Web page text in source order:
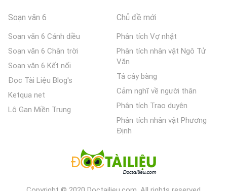
Soạn văn 6
Soạn văn 6 Cánh diều
Soạn văn 6 Chân trời
Soạn văn 6 Kết nối
Đọc Tài Liệu Blog's
Ketqua net
Lô Gan Miền Trung
Chủ đề mới
Phân tích Vợ nhặt
Phân tích nhân vật Ngô Tử
Văn
Tả cây bàng
Cảm nghĩ về người thân
Phân tích Trao duyên
Phân tích nhân vật Phương
Định